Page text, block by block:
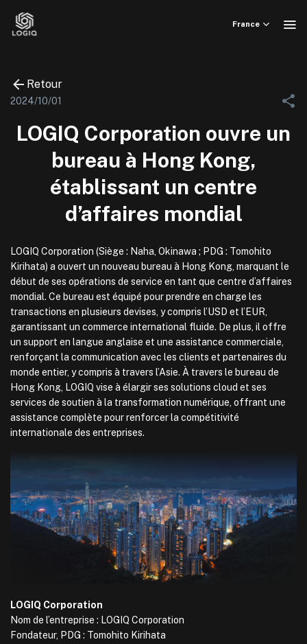
France
Retour
2024/10/01
LOGIQ Corporation ouvre un
bureau à Hong Kong,
établissant un centre
d’affaires mondial
LOGIQ Corporation (Siège : Naha, Okinawa ; PDG : Tomohito
Kirihata) a ouvert un nouveau bureau à Hong Kong, marquant le
début de ses opérations de service en tant que centre d’affaires
mondial. Ce bureau est équipé pour prendre en charge les
transactions en plusieurs devises, y compris l’USD et l’EUR,
garantissant un commerce international fluide. De plus, il offre
un support en langue anglaise et une assistance commerciale,
renforçant la communication avec les clients et partenaires du
monde entier, y compris à travers l’Asie. À travers le bureau de
Hong Kong, LOGIQ vise à élargir ses solutions cloud et ses
services de soutien à la transformation numérique, offrant une
assistance complète pour renforcer la compétitivité
internationale des entreprises.
LOGIQ Corporation
Nom de l’entreprise : LOGIQ Corporation
Fondateur, PDG : Tomohito Kirihata